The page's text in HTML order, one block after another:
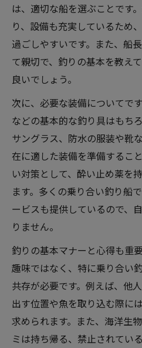
は、適切な船を選ぶことです
り、設備も充実しているため
過ごしやすいです。また、船
て親切で、釣りの基本を教え
良いでしょう。
次に、必要な装備についてで
などの基本的な釣り具はもち
サングラス、防水の服装や靴
在に適した装備を準備するこ
い対策として、酔い止め薬を
ます。多くの乗り合い釣り船
ービスも提供しているので、
りません。
釣りの基本マナーと心得も重
趣味ではなく、特に乗り合い
共存が必要です。例えば、他
出す位置や魚を取り込む際に
求められます。また、海洋生
ミは持ち帰る、禁止されてい